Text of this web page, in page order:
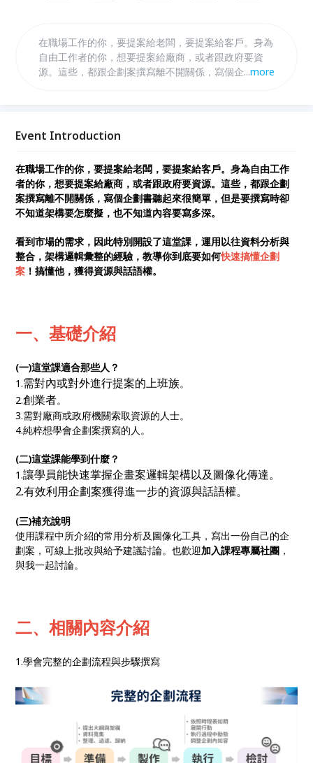
在職場工作的你，要提案給老闆，要提案給客戶。身為
自由工作者的你，想要提案給廠商，或者跟政府要資
源。這些，都跟企劃案撰寫離不開關係，寫個企劃書聽
用以往資料分析與整合，架構邏輯彙整的經驗，教導你
...more
Event Introduction
在職場工作的你，要提案給老闆，要提案給客戶。身為自由工作
者的你，想要提案給廠商，或者跟政府要資源。這些，都跟企劃
案撰寫離不開關係，寫個企劃書聽起來很簡單，但是要撰寫時卻
不知道架構要怎麼擬，也不知道內容要寫多深。
看到市場的需求，因此特別開設了這堂課，運用以往資料分析與
整合，架構邏輯彙整的經驗，教導你到底要如何快速搞懂企劃
案 ！搞懂他，獲得資源與話語權。
一、基礎介紹
(一)這堂課適合那些人？
1.需對內或對外進行提案的上班族。
2.創業者。
3.需對廠商或政府機關索取資源的人士。
4.純粹想學會企劃案撰寫的人。
(二)這堂課能學到什麼？
1.讓學員能快速掌握企畫案邏輯架構以及圖像化傳達。
2.有效利用企劃案獲得進一步的資源與話語權。
(三)補充說明
使用課程中所介紹的常用分析及圖像化工具，寫出一份自己的企
劃案，可線上批改與給予建議討論。也歡迎加入課程專屬社團 ，
與我一起討論。
二、相關內容介紹
1.學會完整的企劃流程與步驟撰寫